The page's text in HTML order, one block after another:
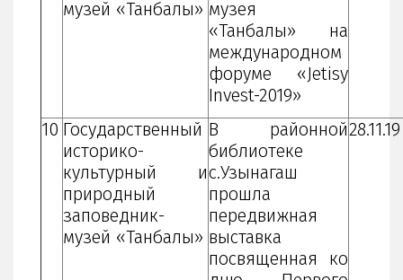
музей «Танбалы» музея
«Танбалы» на
международном
форуме «Jetisy
Invest-2019»
10 Государственный
историко-
культурный и
природный
заповедник-
музей «Танбалы»
В районной
библиотеке
с.Узынагаш
прошла
передвижная
выставка
посвященная ко